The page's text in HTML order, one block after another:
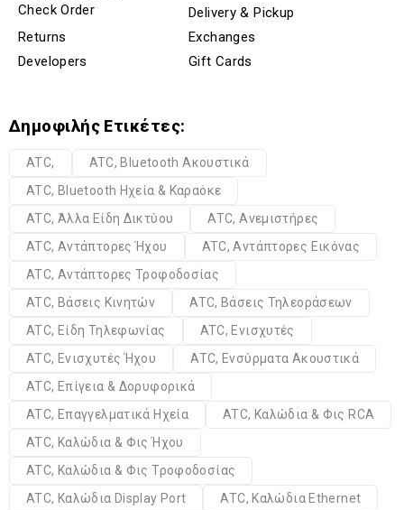
Check Order
Delivery & Pickup
Returns
Exchanges
Developers
Gift Cards
Δημοφιλής Ετικέτες:
ATC,
ATC, Bluetooth Ακουστικά
ATC, Bluetooth Ηχεία & Καραόκε
ATC, Άλλα Είδη Δικτύου
ATC, Ανεμιστήρες
ATC, Αντάπτορες Ήχου
ATC, Αντάπτορες Εικόνας
ATC, Αντάπτορες Τροφοδοσίας
ATC, Βάσεις Κινητών
ATC, Βάσεις Τηλεοράσεων
ATC, Είδη Τηλεφωνίας
ATC, Ενισχυτές
ATC, Ενισχυτές Ήχου
ATC, Ενσύρματα Ακουστικά
ATC, Επίγεια & Δορυφορικά
ATC, Επαγγελματικά Ηχεία
ATC, Καλώδια & Φις RCA
ATC, Καλώδια & Φις Ήχου
ATC, Καλώδια & Φις Τροφοδοσίας
ATC, Καλώδια Display Port
ATC, Καλώδια Ethernet